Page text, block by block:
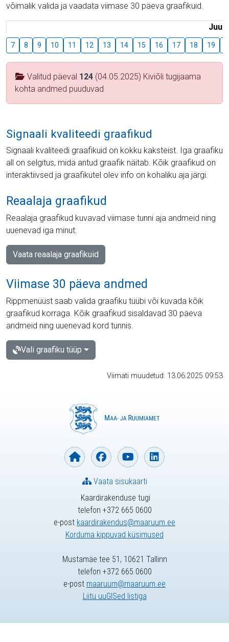
võimalik valida ja vaadata viimase 30 päeva graafikuid.
Juuli
7 8 9 10 11 12 13 14 15 16 17 18 19
Valitud päeval 124 (04.05.2025) Kiviõli tugijaama
kohta andmed puuduvad
Signaali kvaliteedi graafikud
Signaali kvaliteedi graafikuid on kokku kaksteist. Iga graafiku
all on selgitus, mida antud graafik näitab. Kõik graafikud on
interaktiivsed ja graafikutel olev info on kohaliku aja järgi.
Reaalaja graafikud
Reaalaja graafikud kuvavad viimase tunni aja andmeid ning
uuenevad iga minut.
Vaata reaalaja graafikuid
Viimase 30 päeva andmed
Rippmenüüst saab valida graafiku tüübi või kuvada kõik
graafikud korraga. Kõik graafikud sisaldavad 30 päeva
andmeid ning uuenevad kord tunnis.
Vali graafiku tüüp
Viimati muudetud: 13.06.2025 09:53
Kaardirakenduse tugi
telefon +372 665 0600
e-post kaardirakendus@maaruum.ee
Korduma kippuvad küsimused
Vaata sisukaarti
Mustamäe tee 51, 10621 Tallinn
telefon +372 665 0600
e-post maaruum@maaruum.ee
Liitu uuGISed listiga